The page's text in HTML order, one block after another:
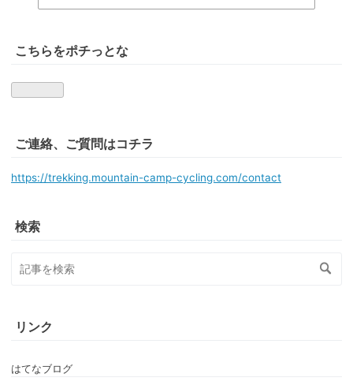
こちらをポチっとな
ご連絡、ご質問はコチラ
https://trekking.mountain-camp-cycling.com/contact
検索
リンク
はてなブログ